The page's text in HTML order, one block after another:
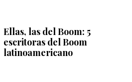
Ellas, las del Boom: 5
escritoras del Boom
latinoamericano